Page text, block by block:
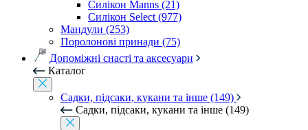
Силікон Manns (21)
Силікон Select (977)
Мандули (253)
Поролонові принади (75)
Допоміжні снасті та аксесуари
Каталог
Садки, підсаки, кукани та інше (149)
Садки, підсаки, кукани та інше (149)